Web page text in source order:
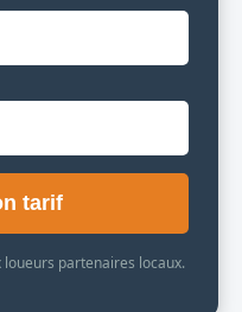
tarif
loueurs partenaires locaux.